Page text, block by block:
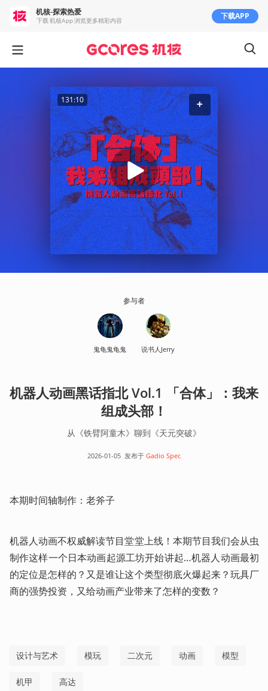
131:10
参与者
鬼龟鬼龟鬼 说书人Jerry
机器人动画黑话指北 Vol.1 「合体」：我来
组成头部！
从《铁臂阿童木》聊到《天元突破》
2026-01-05 发布于 Gadio Spec
本期时间轴制作：老斧子
机器人动画不权威解读节目堂堂上线！本期节目我们会从虫
制作这样一个日本动画起源工坊开始讲起…机器人动画最初
的定位是怎样的？又是谁让这个类型彻底火爆起来？玩具厂
商的强势投资，又给动画产业带来了怎样的变数？
设计与艺术 模玩 二次元 动画 模型
机甲 高达
机核-探索热爱
下载 机核App 浏览更多精彩内容 下载APP